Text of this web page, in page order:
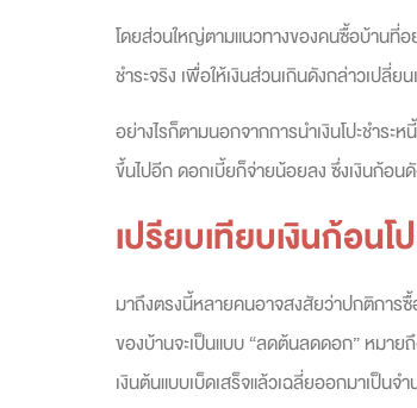
โดยส่วนใหญ่ตามแนวทางของคนซื้อบ้านที่อ
ชำระจริง เพื่อให้เงินส่วนเกินดังกล่าวเปลี่ย
อย่างไรก็ตามนอกจากการนำเงินโปะชำร
ขึ้นไปอีก ดอกเบี้ยก็จ่ายน้อยลง ซึ่งเงินก้อน
เปรียบเทียบเงินก้อนโ
มาถึงตรงนี้หลายคนอาจสงสัยว่าปกติการ
ของบ้านจะเป็นแบบ “ลดต้นลดดอก” หมา
เงินต้นแบบเบ็ดเสร็จแล้วเฉลี่ยออกมาเป็น